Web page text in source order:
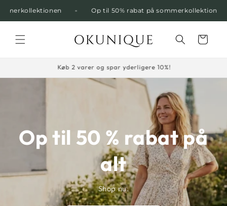
Gå til
indhold
Op til 50% rabat på sommerkollektionen
Indkøbskurv
Køb 3 varer og spar yderligere 15%!
Op til 50 % rabat på
alt
Shop nu.